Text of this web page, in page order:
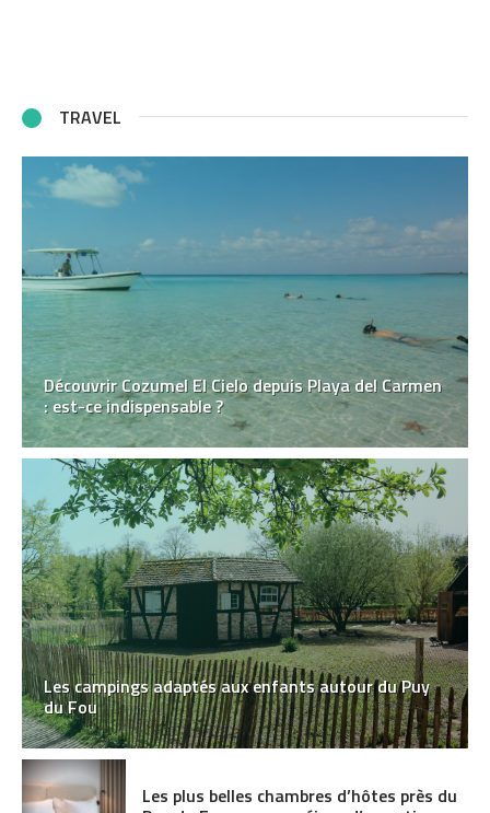
TRAVEL
Découvrir Cozumel El Cielo depuis Playa del Carmen
: est-ce indispensable ?
Les campings adaptés aux enfants autour du Puy
du Fou
Les plus belles chambres d’hôtes près du